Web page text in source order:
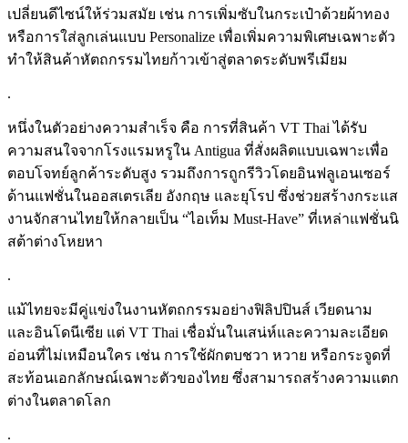
เปลี่ยนดีไซน์ให้ร่วมสมัย เช่น การเพิ่มซับในกระเป๋าด้วยผ้าทอง
หรือการใส่ลูกเล่นแบบ Personalize เพื่อเพิ่มความพิเศษเฉพาะตัว
ทำให้สินค้าหัตถกรรมไทยก้าวเข้าสู่ตลาดระดับพรีเมียม
.
หนึ่งในตัวอย่างความสำเร็จ คือ การที่สินค้า VT Thai ได้รับ
ความสนใจจากโรงแรมหรูใน Antigua ที่สั่งผลิตแบบเฉพาะเพื่อ
ตอบโจทย์ลูกค้าระดับสูง รวมถึงการถูกรีวิวโดยอินฟลูเอนเซอร์
ด้านแฟชั่นในออสเตรเลีย อังกฤษ และยุโรป ซึ่งช่วยสร้างกระแส
งานจักสานไทยให้กลายเป็น “ไอเท็ม Must-Have” ที่เหล่าแฟชั่นนิ
สต้าต่างโหยหา
.
แม้ไทยจะมีคู่แข่งในงานหัตถกรรมอย่างฟิลิปปินส์ เวียดนาม
และอินโดนีเซีย แต่ VT Thai เชื่อมั่นในเสน่ห์และความละเอียด
อ่อนที่ไม่เหมือนใคร เช่น การใช้ผักตบชวา หวาย หรือกระจูดที่
สะท้อนเอกลักษณ์เฉพาะตัวของไทย ซึ่งสามารถสร้างความแตก
ต่างในตลาดโลก
.